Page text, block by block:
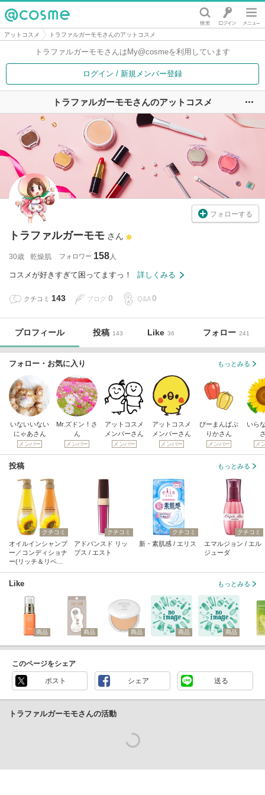
@cosme
アットコスメ トラファルガーモモさんのアットコスメ
トラファルガーモモさんは My@cosmeを利用しています
ログイン / 新規メンバー登録
トラファルガーモモさんのアットコスメ
フォローする
トラファルガーモモ さん
30歳 乾燥肌 フォロワー 158
コスメが好きすぎて困ってますっ！ 詳しくみる
クチコミ 143 ブログ 0 Q&A 0
プロフィール 投稿 143 Like 36 フォロー 241
フォロー・お気に入り もっとみる
いないいない
にゃあさん
メンバー
Mr.ズドン！さ
ん
メンバー
アットコスメ
メンバーさん
メンバー
アットコスメ
メンバーさん
メンバー
ぴーまんぱぷ
りかさん
メンバー
いら
メ
投稿 もっとみる
クチコミ
オイルインシャンプ
ー／コンディショナ
ー(リッチ＆リペア)
クチコミ
アドバンスド リッ
プス / エスト
クチコミ
新・素肌感 / エリス
クチコミ
エマルジョン / エル
ジューダ
Like もっとみる
商品 商品 商品 商品 商品
このページをシェア
ポスト シェア 送る
トラファルガーモモさんの活動